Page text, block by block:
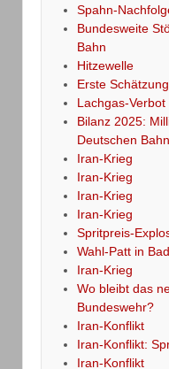
Spahn-
Bundesweite
Bahn
Hitzewelle
Erste
Lachgas-Verbot
Bilanz 2025:
Deutschen Bahn
Iran-Krieg
Iran-Krieg
Iran-Krieg
Iran-Krieg
Spritpreis-
Wahl-Patt in
Iran-Krieg
Wo bleibt das
Bundeswehr?
Iran-Konflikt
Iran-Konflikt:
Iran-Konflikt